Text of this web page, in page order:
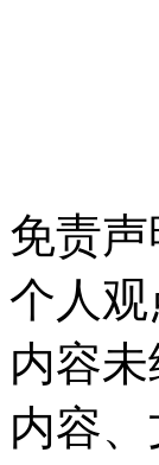
免责
个人
内容
内容